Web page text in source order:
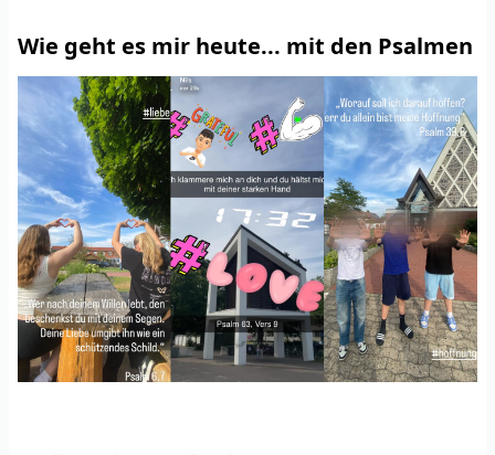
Wie geht es mir heute... mit den Psalmen